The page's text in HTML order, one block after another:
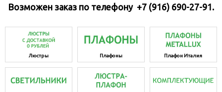
Возможен заказ по телефону +7 (916) 690-27-91.
Люстры Плафоны Плафон Италия